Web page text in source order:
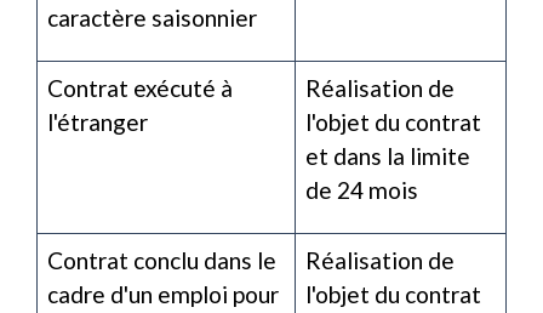
caractère saisonnier
Contrat exécuté à
l'étranger
Réalisation de
l'objet du contrat
et dans la limite
de 24 mois
Contrat conclu dans le
cadre d'un emploi pour
Réalisation de
l'objet du contrat